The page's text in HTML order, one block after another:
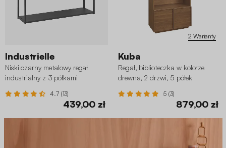
Industrielle
Niski czarny metalowy regał
industrialny z 3 półkami
4.7 (13)
439,00 zł
2 Warianty
Kuba
Regał, biblioteczka w kolorze
drewna, 2 drzwi, 5 półek
5 (3)
879,00 zł